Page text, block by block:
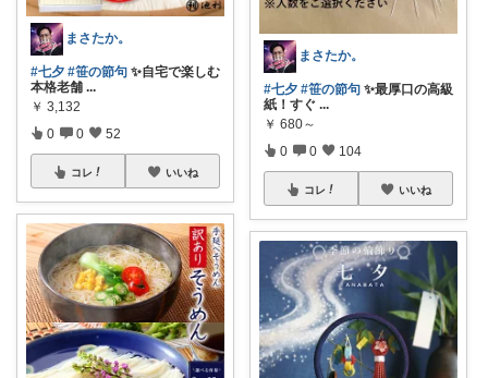
まさたか。
#七夕 #笹の節句 ✨自宅で楽しむ
本格老舗 ...
￥ 3,132
0 0 52
コレ いいね
まさたか。
#七夕 #笹の節句 ✨最厚口の高級
紙！すぐ ...
￥ 680～
0 0 104
コレ いいね